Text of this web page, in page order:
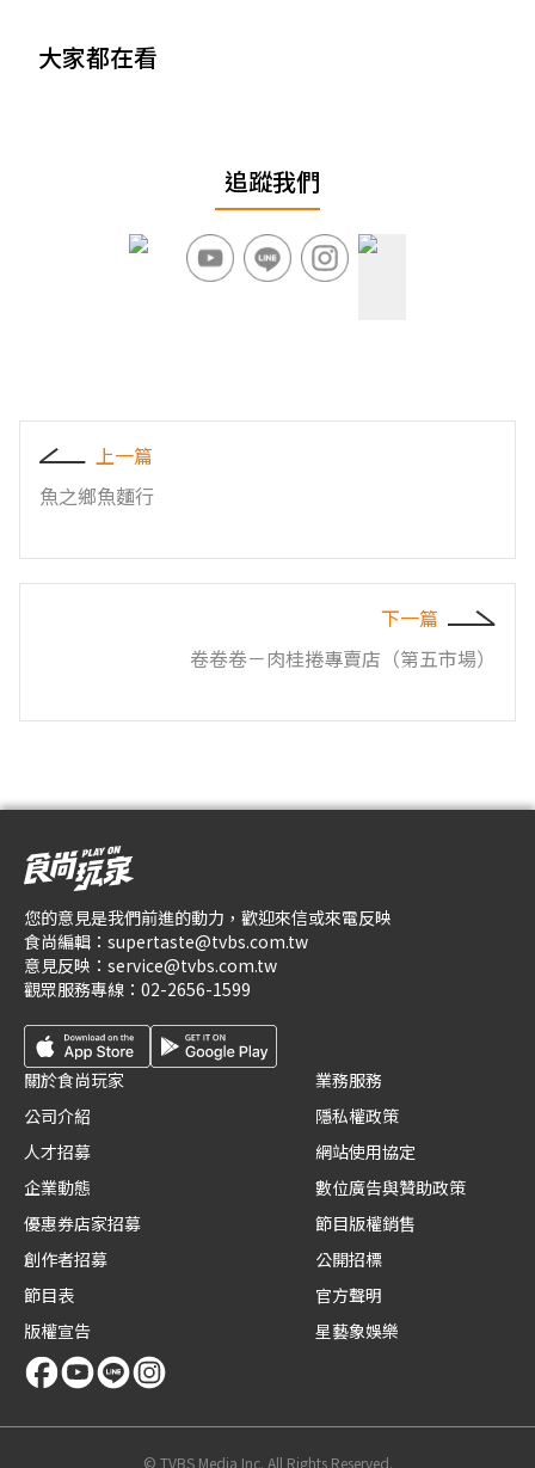
大家都在看
追蹤我們
上一篇
魚之鄉魚麵行
下一篇
卷卷卷－肉桂捲專賣店（第五市場）
您的意見是我們前進的動力，歡迎來信或來電反映
食尚編輯： supertaste@tvbs.com.tw
意見反映： service@tvbs.com.tw
觀眾服務專線： 02-2656-1599
關於食尚玩家
公司介紹
人才招募
企業動態
優惠券店家招募
創作者招募
節目表
版權宣告
業務服務
隱私權政策
網站使用協定
數位廣告與贊助政策
節目版權銷售
公開招標
官方聲明
星藝象娛樂
© TVBS Media Inc. All Rights Reserved.